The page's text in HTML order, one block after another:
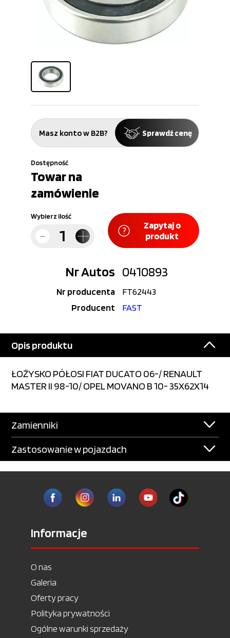
Masz konto w B2B? Sprawdź cenę
Dostępność
Towar na
zamówienie
Wybierz ilość
Zapytaj o
produkt
Nr Autos 0410893
Nr producenta
FT62443
Producent
FAST
Opis produktu
ŁOŻYSKO PÓŁOSI FIAT DUCATO 06-/ RENAULT
MASTER II 98-10/ OPEL MOVANO B 10- 35X62X14
Zamienniki
Zastosowanie w pojazdach
Informacje
O nas
Galeria
Oferty pracy
Polityka prywatności
Ogólne warunki sprzedaży